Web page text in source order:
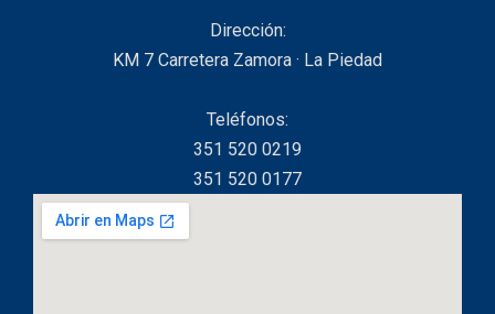
Dirección:
KM 7 Carretera Zamora · La Piedad
Teléfonos:
351 520 0219
351 520 0177